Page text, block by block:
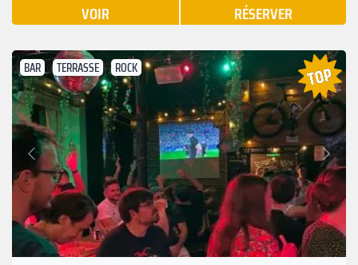
VOIR RÉSERVER
BAR TERRASSE ROCK
Précédent
Suivant